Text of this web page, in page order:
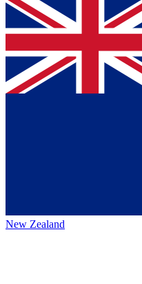
New Zealand